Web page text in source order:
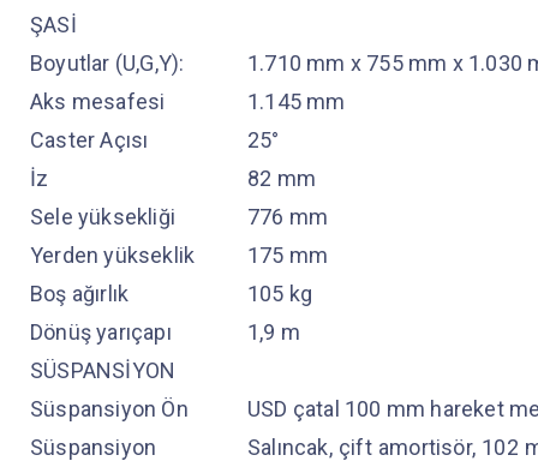
ŞASİ
Boyutlar (U,G,Y):
1.710 mm x 755 mm x 1.030
Aks mesafesi
1.145 mm
Caster Açısı
25°
İz
82 mm
Sele yüksekliği
776 mm
Yerden yükseklik
175 mm
Boş ağırlık
105 kg
Dönüş yarıçapı
1,9 m
SÜSPANSİYON
Süspansiyon Ön
USD çatal 100 mm hareket
Süspansiyon
Salıncak, çift amortisör, 102